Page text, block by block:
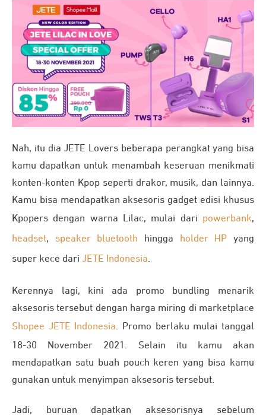
Nah, itu dia JETE Lovers beberapa perangkat yang bisa
kamu dapatkan untuk menambah keseruan menikmati
konten-konten Kpop seperti drakor, musik, dan lainnya.
Kamu bisa mendapatkan aksesoris gadget edisi khusus
Kpopers dengan warna Lilac, mulai dari powerbank,
headset, speaker bluetooth hingga holder HP yang
super kece dari JETE Indonesia.
Kerennya lagi, kini ada promo bundling menarik
aksesoris tersebut dengan harga miring di marketplace
Shopee JETE Indonesia. Promo berlaku mulai tanggal
18-30 November 2021. Selain itu kamu akan
mendapatkan satu buah pouch keren yang bisa kamu
gunakan untuk menyimpan aksesoris tersebut.
Jadi, buruan dapatkan aksesorisnya sebelum